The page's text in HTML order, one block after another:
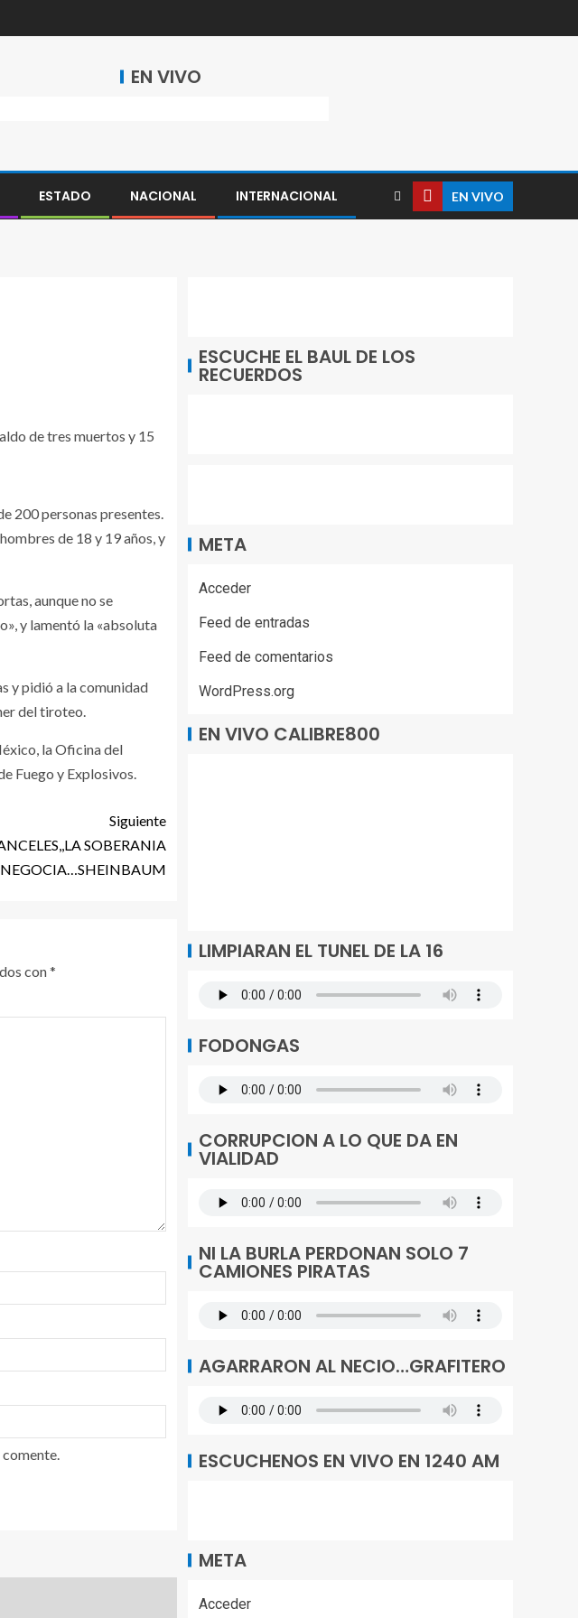
EN VIVO
ESTADO NACIONAL INTERNACIONAL EN VIVO
de tres muertos y 15
200 personas presentes.
de 18 y 19 años, y
aunque no se
y lamentó la «absoluta
y pidió a la comunidad
del tiroteo.
la Oficina del
Fuego y Explosivos.
Siguiente
SOBERANIA
NEGOCIA…SHEINBAUM
con*
ESCUCHE EL BAUL DE LOS
RECUERDOS
META
Acceder
Feed de entradas
Feed de comentarios
WordPress.org
EN VIVO CALIBRE800
LIMPIARAN EL TUNEL DE LA 16
FODONGAS
CORRUPCION A LO QUE DA EN
VIALIDAD
NI LA BURLA PERDONAN SOLO 7
CAMIONES PIRATAS
AGARRARON AL NECIO…GRAFITERO
ESCUCHENOS EN VIVO EN 1240 AM
META
Acceder